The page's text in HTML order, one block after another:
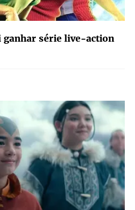
ganhar série live-action